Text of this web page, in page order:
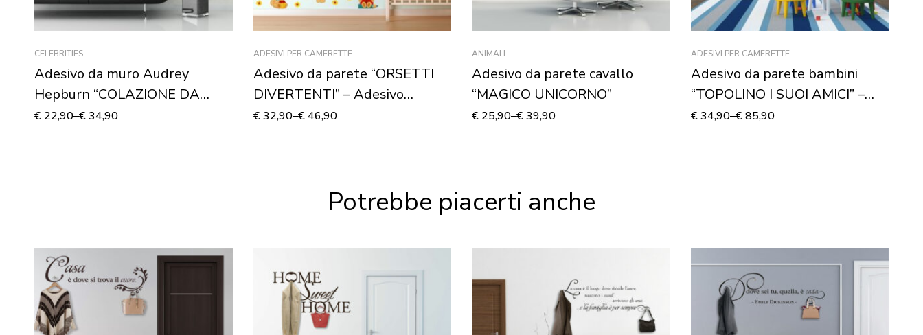
CELEBRITIES
Adesivo da muro Audrey
Hepburn “COLAZIONE DA
TIFFANY”
€ 22,90–€34,90
ADESIVI PER CAMERETTE
Adesivo da parete “ORSETTI
DIVERTENTI” – Adesivo
murale
€32,90–€46,90
ANIMALI
Adesivo da parete cavallo
“MAGICO UNICORNO”
€ 25,90–€39,90
ADESIVI PER CAMERETTE
Adesivo da parete bambini
“TOPOLINO I SUOI AMICI” –
Adesivo murale
€34,90–€85,90
Potrebbe piacerti anche